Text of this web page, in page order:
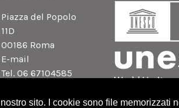
Piazza del Popolo
11D
00186 Roma
E-mail
Tel. 06 67104585
sito. I cookie sono file